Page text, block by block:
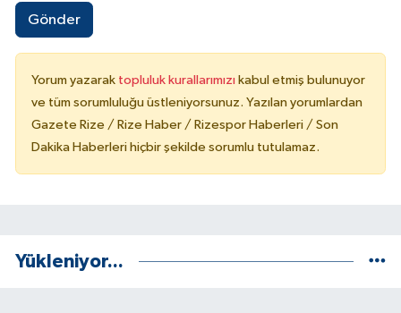
Gönder
Yorum yazarak topluluk kurallarımızı kabul etmiş bulunuyor
ve tüm sorumluluğu üstleniyorsunuz. Yazılan yorumlardan
Gazete Rize / Rize Haber / Rizespor Haberleri / Son
Dakika Haberleri hiçbir şekilde sorumlu tutulamaz.
Yükleniyor...